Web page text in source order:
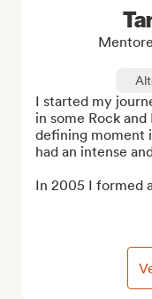
I started my
in some Rock
defining moment
had an intense
In 2005 I formed